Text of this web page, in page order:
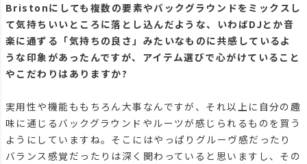
Bristonにしても複数の要素やバックグラウンドをミックスし
て気持ちいいところに落とし込んだような、いわばDJとか音
楽に通ずる「気持ちの良さ」みたいなものに共感しているよ
うな印象があったんですが、アイテム選びで心がけていること
やこだわりはありますか?
実用性や機能ももちろん大事なんですが、それ以上に自分の趣
味に通じるバックグラウンドやルーツが感じられるものを買う
ようにしていますね。そこにはやっぱりグルーヴ感だったり
バランス感覚だったりは深く関わっていると思いますし、その